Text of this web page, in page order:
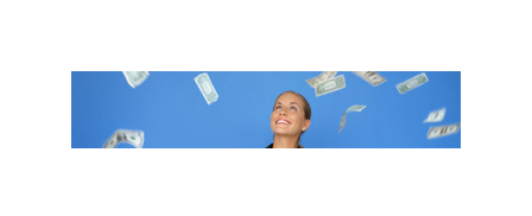
contenu